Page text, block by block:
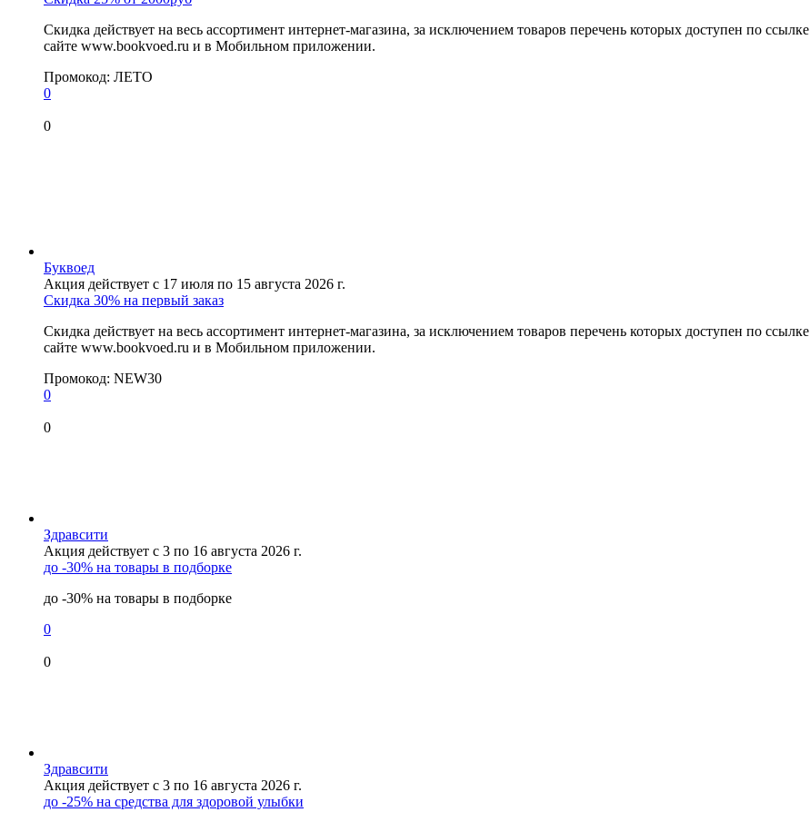
Скидка действует на весь ассортимент интернет-магазина, за исключением товаров перечень которых доступен по ссылке
сайте www.bookvoed.ru и в Мобильном приложении.
Промокод: ЛЕТО
0
0
Буквоед
Акция действует с 17 июля по 15 августа 2026 г.
Скидка 30% на первый заказ
Скидка действует на весь ассортимент интернет-магазина, за исключением товаров перечень которых доступен по ссылке
сайте www.bookvoed.ru и в Мобильном приложении.
Промокод: NEW30
0
0
Здравсити
Акция действует с 3 по 16 августа 2026 г.
до -30% на товары в подборке
до -30% на товары в подборке
0
0
Здравсити
Акция действует с 3 по 16 августа 2026 г.
до -25% на средства для здоровой улыбки